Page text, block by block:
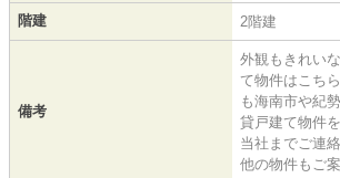
階建 2階建
備考
外観もきれい
て物件はこち
も海南市や紀
貸戸建て物件
当社までご連
他の物件もご